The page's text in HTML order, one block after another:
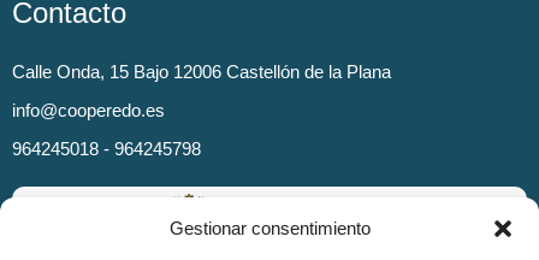
Gestionar consentimiento
Contacto
Calle Onda, 15 Bajo 12006 Castellón de la Plana
info@cooperedo.es
964245018 - 964245798